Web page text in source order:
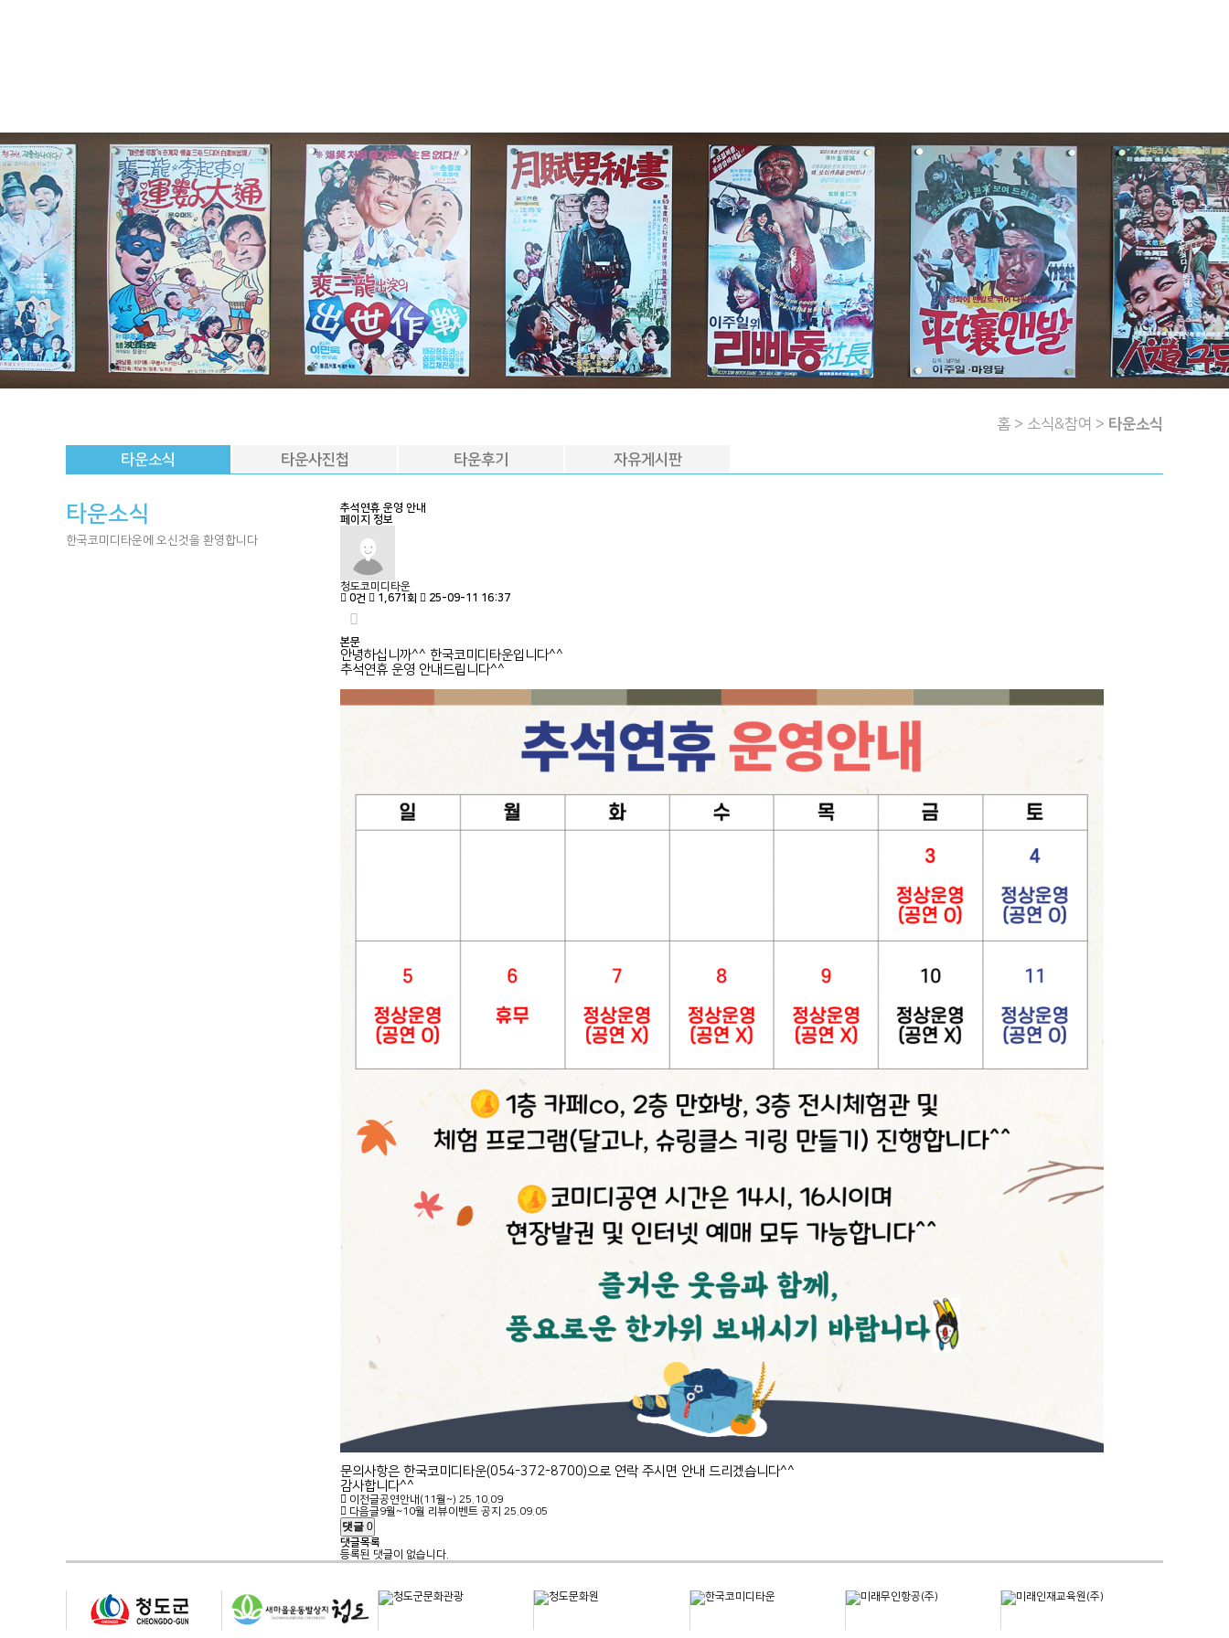
인사말
코미디타운소개
CI소개
ZONE1
ZONE2
ZONE3
ZONE4
ZONE5
관람료안내
시설안내
단체체험프로그램
코미디체험관예약
단체관람예약
오시는길
공연안내
네이버 예약
쿠팡 예약
인터파크 예약
타운소식
타운사진첩
타운후기
자유게시판
홈 > 소식&참여 > 타운소식
타운소식 타운사진첩 타운후기 자유게시판
타운소식
한국코미디타운에 오신것을 환영합니다
추석연휴 운영 안내
페이지 정보
청도코미디타운
0건
1,671회 25-09-11 16:37
본문
안녕하십니까^^ 한국코미디타운입니다^^
추석연휴 운영 안내드립니다^^
문의사항은 한국코미디타운(054-372-8700)으로 연락 주시면 안내 드리겠습니다^^
감사합니다^^
이전글공연안내(11월~) 25.10.09
다음글9월~10월 리뷰이벤트 공지 25.09.05
댓글 0
댓글목록
등록된 댓글이 없습니다.